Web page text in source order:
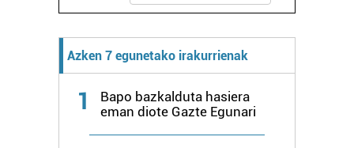
Azken 7 egunetako irakurrienak
1
Bapo bazkalduta hasiera
eman diote Gazte Egunari